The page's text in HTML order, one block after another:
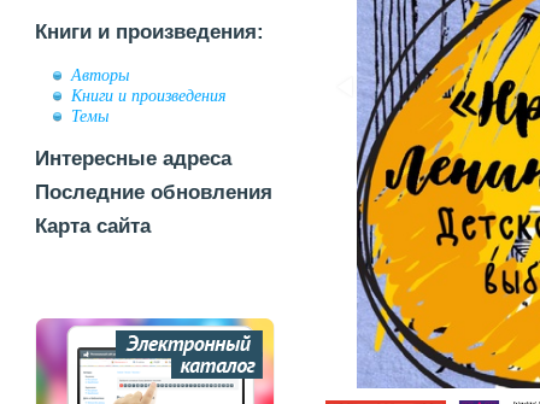
Книги и произведения:
Авторы
Книги и произведения
Темы
Интересные адреса
Последние обновления
Карта сайта